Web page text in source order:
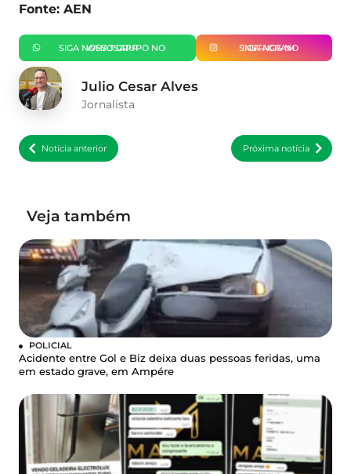
Fonte: AEN
SIGA NOSSO GRUPO NO WHATSAPP SIGA-NOS NO INSTAGRAM
Julio Cesar Alves
Jornalista
Notícia anterior Próxima notícia
Veja também
POLICIAL
Acidente entre Gol e Biz deixa duas pessoas feridas, uma
em estado grave, em Ampére